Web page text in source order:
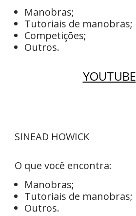
Manobras;
Tutoriais de manobras;
Competições;
Outros.
YOUTUBE
SINEAD HOWICK
O que você encontra:
Manobras;
Tutoriais de manobras;
Outros.